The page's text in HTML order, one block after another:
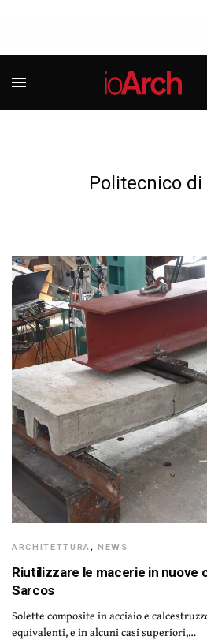
Politecnico
ARCHITETTURA,NEWS
Riutilizzare le macerie in
Sarcos
Solette composite in acciaio e
equivalenti, e in alcuni casi superiori,…